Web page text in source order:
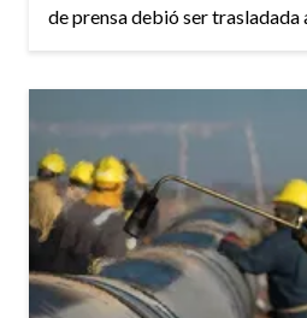
de prensa debió ser